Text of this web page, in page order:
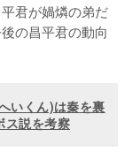
君が媧燐の弟だ
の昌平君の動向
いくん)は秦を裏
ス説を考察